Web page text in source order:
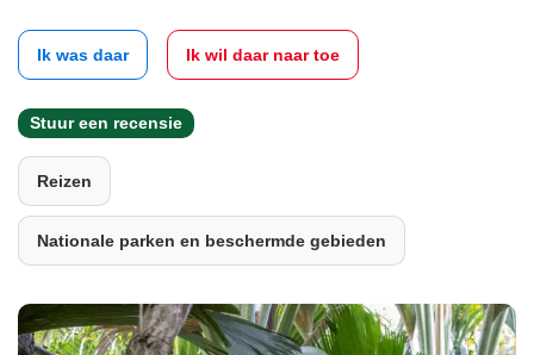
Ik was daar Ik wil daar naar toe
Stuur een recensie
Reizen
Nationale parken en beschermde gebieden